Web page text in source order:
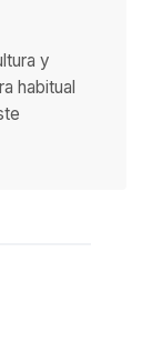
y
habitual